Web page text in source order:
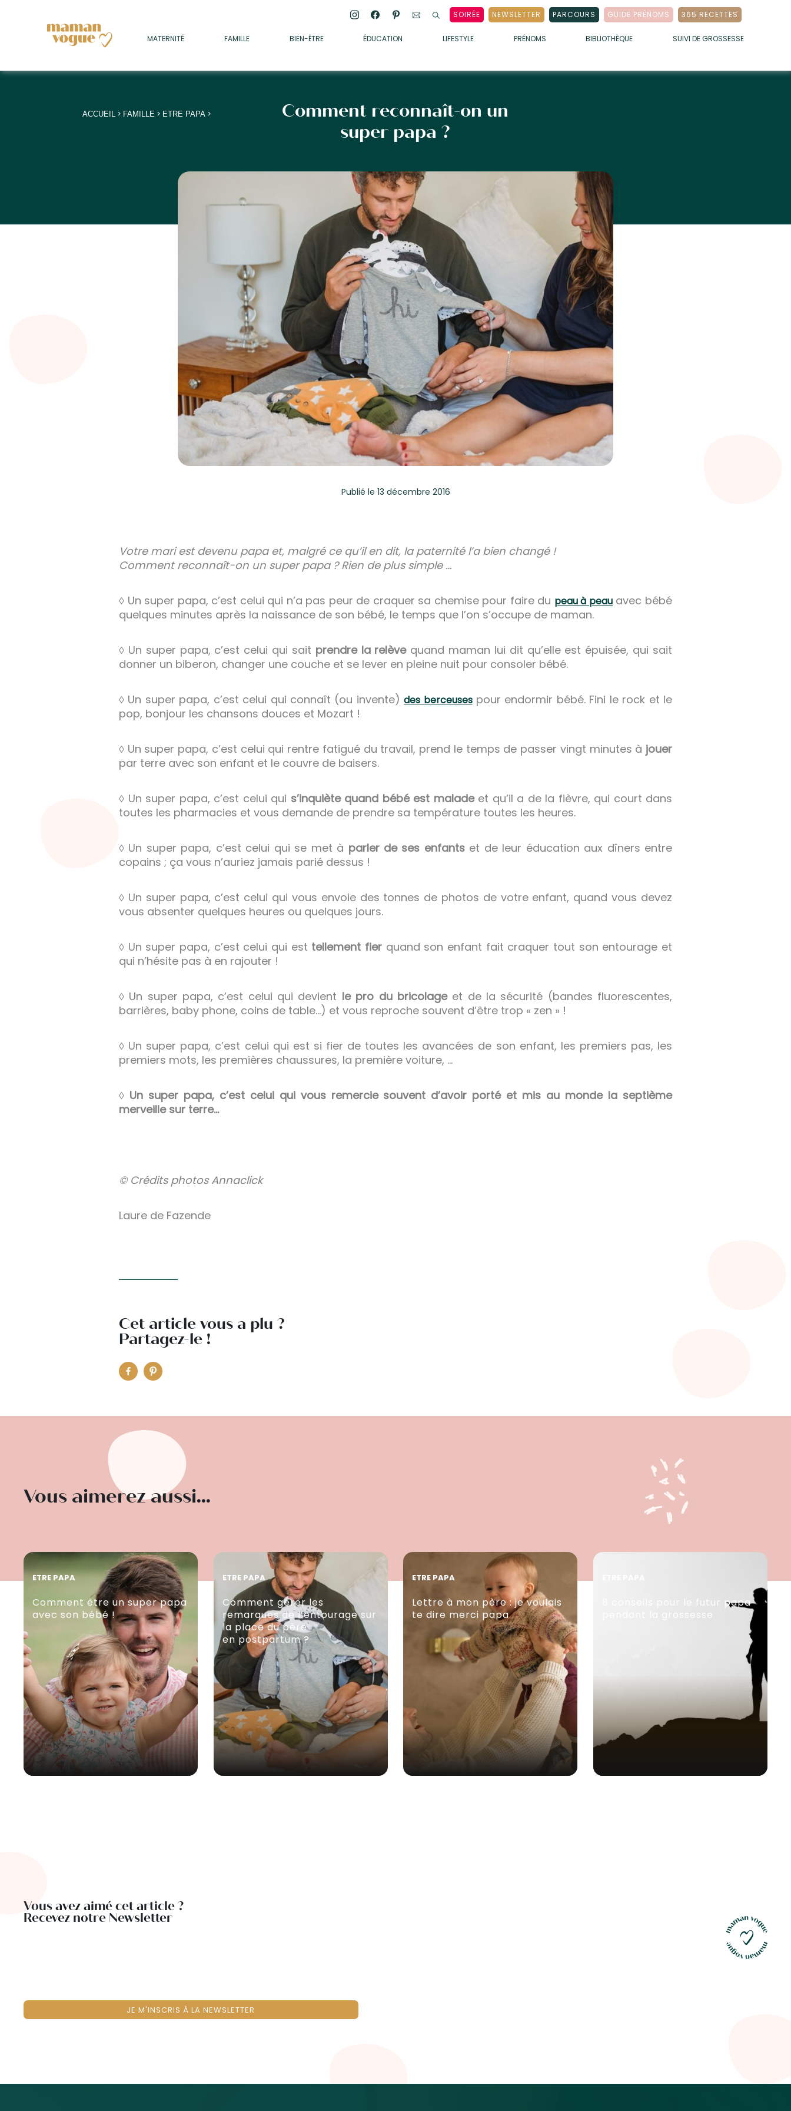
SOIRÉE NEWSLETTER PARCOURS GUIDE PRÉNOMS 365 RECETTES
MATERNITÉ FAMILLE BIEN-ÊTRE ÉDUCATION LIFESTYLE PRÉNOMS BIBLIOTHÈQUE SUIVI DE GROSSESSE
• SOMMEIL
• MÉDECINE DOUCE
• SOINS
+
+
ACCUEIL> FAMILLE> ETRE PAPA>
Comment reconnaît-on un
super papa ?
Publié le 13 décembre 2016
Votre mari est devenu papa et, malgré ce qu’il en dit, la paternité l’a bien changé !
Comment reconnaît-on un super papa ? Rien de plus simple …
◊ Un super papa, c’est celui qui n’a pas peur de craquer sa chemise pour faire du peau à peauavec bébé
quelques minutes après la naissance de son bébé, le temps que l’on s’occupe de maman.
◊ Un super papa, c’est celui qui sait prendre la relèvequand maman lui dit qu’elle est épuisée, qui sait
donner un biberon, changer une couche et se lever en pleine nuit pour consoler bébé.
◊ Un super papa, c’est celui qui connaît (ou invente)des berceusespour endormir bébé. Fini le rock et le
pop, bonjour les chansons douces et Mozart !
◊ Un super papa, c’est celui qui rentre fatigué du travail, prend le temps de passer vingt minutes à jouer
par terre avec son enfant et le couvre de baisers.
◊ Un super papa, c’est celui qui s’inquiète quand bébé est maladeet qu’il a de la fièvre, qui court dans
toutes les pharmacies et vous demande de prendre sa température toutes les heures.
◊ Un super papa, c’est celui qui se met à parler de ses enfantset de leur éducation aux dîners entre
copains ; ça vous n’auriez jamais parié dessus !
◊ Un super papa, c’est celui qui vous envoie des tonnes de photos de votre enfant, quand vous devez
vous absenter quelques heures ou quelques jours.
◊ Un super papa, c’est celui qui est tellement fier quand son enfant fait craquer tout son entourage et
qui n’hésite pas à en rajouter !
◊ Un super papa, c’est celui qui devient le pro du bricolageet de la sécurité (bandes fluorescentes,
barrières, baby phone, coins de table…) et vous reproche souvent d’être trop « zen » !
◊ Un super papa, c’est celui qui est si fier de toutes les avancées de son enfant, les premiers pas, les
premiers mots, les premières chaussures, la première voiture, …
◊ Un super papa, c’est celui qui vous remercie souvent d’avoir porté et mis au monde la septième
merveille sur terre…
© Crédits photos Annaclick
Laure de Fazende
Cet article vous a plu ?
Partagez-le !
Vous aimerez aussi...
ETRE PAPA
Comment être un super papa
avec son bébé !
ETRE PAPA
Comment gérer les
remarques de l’entourage sur
la place du père
en postpartum ?
ETRE PAPA
Lettre à mon père : je voulais
te dire merci papa
8 conseils pour le futur papa
pendant la grossesse
Vous avez aimé cet article ?
Recevez notre Newsletter
JE M'INSCRIS À LA NEWSLETTER